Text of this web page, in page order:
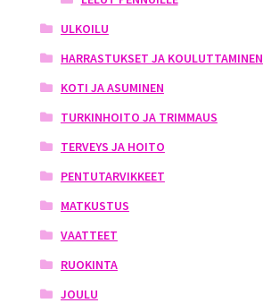
ULKOILU
HARRASTUKSET JA KOULUTTAMINEN
KOTI JA ASUMINEN
TURKINHOITO JA TRIMMAUS
TERVEYS JA HOITO
PENTUTARVIKKEET
MATKUSTUS
VAATTEET
RUOKINTA
JOULU